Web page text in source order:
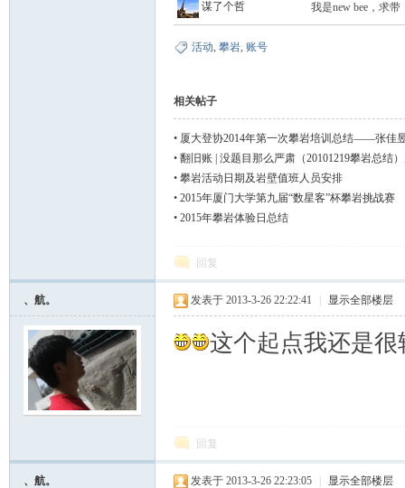
谋了个哲 我是new bee，求带
活动 攀岩 账号
相关帖子
• 厦大登协2014年第一次攀岩培训总结——张佳
• 翻旧账 | 没题目那么严肃（20101219攀岩总结
• 攀岩活动日期及岩壁值班人员安排
• 2015年厦门大学第九届“数星客”杯攀岩挑战赛
• 2015年攀岩体验日总结
回复
、航。 发表于 2013-3-26 22:22:41 显示全部楼层
这个起点我还是
回复
、航。 发表于 2013-3-26 22:23:05 显示全部楼层